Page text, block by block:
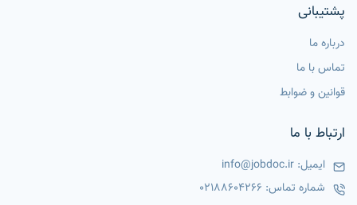
پشتیبانی
درباره ما
تماس با ما
قوانین و ضوابط
ارتباط با ما
ایمیل: info@jobdoc.ir
شماره تماس: 02188604266